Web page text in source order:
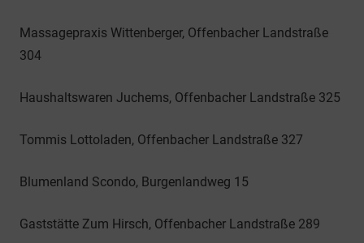
Massagepraxis Wittenberger, Offenbacher Landstraße
304
Haushaltswaren Juchems, Offenbacher Landstraße 325
Tommis Lottoladen, Offenbacher Landstraße 327
Blumenland Scondo, Burgenlandweg 15
Gaststätte Zum Hirsch, Offenbacher Landstraße 289